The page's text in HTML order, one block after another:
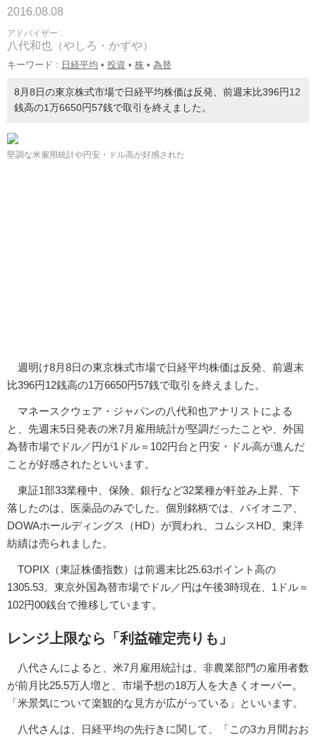
2016.08.08
アドバイザー :
八代和也（やしろ・かずや）
キーワード : 日経平均 • 投資 • 株 • 為替
8月8日の東京株式市場で日経平均株価は反発、前週末比396円12
銭高の1万6650円57銭で取引を終えました。
堅調な米雇用統計や円安・ドル高が好感された
週明け8月8日の東京株式市場で日経平均株価は反発、前週末
比396円12銭高の1万6650円57銭で取引を終えました。
マネースクウェア・ジャパンの八代和也アナリストによる
と、先週末5日発表の米7月雇用統計が堅調だったことや、外国
為替市場でドル／円が1ドル＝102円台と円安・ドル高が進んだ
ことが好感されたといいます。
東証1部33業種中、保険、銀行など32業種が軒並み上昇、下
落したのは、医薬品のみでした。個別銘柄では、パイオニア、
DOWAホールディングス（HD）が買われ、コムシスHD、東洋
紡績は売られました。
TOPIX（東証株価指数）は前週末比25.63ポイント高の
1305.53。東京外国為替市場でドル／円は午後3時現在、1ドル＝
102円00銭台で推移しています。
レンジ上限なら「利益確定売りも」
八代さんによると、米7月雇用統計は、非農業部門の雇用者数
が前月比25.5万人増と、市場予想の18万人を大きくオーバー。
「米景気について楽観的な見方が広がっている」といいます。
八代さんは、日経平均の先行きに関して、「この3カ月間おお